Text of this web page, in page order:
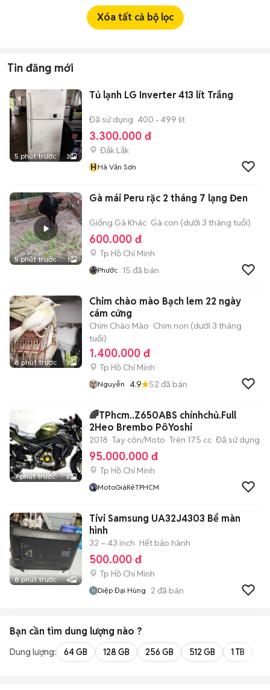
Xóa tất cả bộ lọc
Tin đăng mới
5 phút trước 3
Tủ lạnh LG Inverter 413 lít Trắng
Đã sử dụng 400 - 499 lít
3.300.000 đ
Đắk Lắk
HHà Văn Sơn
5 phút trước 1
Gà mái Peru rặc 2 tháng 7 lạng Đen
Giống Gà Khác Gà con (dưới 3 tháng tuổi)
600.000 đ
Tp Hồ Chí Minh
Phước 15 đã bán
6 phút trước 3
Chim chào mào Bạch lem 22 ngày
cám cứng
Chim Chào Mào Chim non (dưới 3 tháng
tuổi)
1.400.000 đ
Tp Hồ Chí Minh
Nguyễn 4.9 52 đã bán
7 phút trước 5
🌈TPhcm..Z650ABS chínhchủ.Full
2Heo Brembo PôYoshi
2018 Tay côn/Moto Trên 175 cc Đã sử dụng
95.000.000 đ
Tp Hồ Chí Minh
MotoGiáRẻTPHCM
8 phút trước 4
Tivi Samsung UA32J4303 Bể màn
hình
32 – 43 inch Hết bảo hành
500.000 đ
Tp Hồ Chí Minh
Diệp Đại Hùng 2 đã bán
Bạn cần tìm dung lượng nào ?
Dung lượng: 64 GB 128 GB 256 GB 512 GB 1 TB